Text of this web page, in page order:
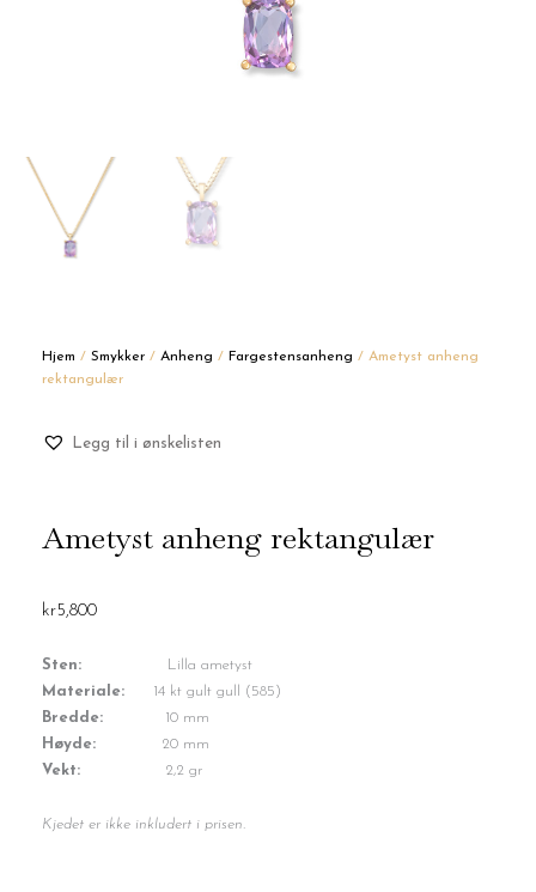
Hjem / Smykker / Anheng / Fargestensanheng / Ametyst anheng
rektangulær
Legg til i ønskelisten
Ametyst anheng rektangulær
kr5,800
Sten:
Lilla ametyst
Materiale: 14 kt gult gull (585)
Bredde: 10 mm
Høyde:
20 mm
Vekt: 2,2 gr
Kjedet er ikke inkludert i prisen.